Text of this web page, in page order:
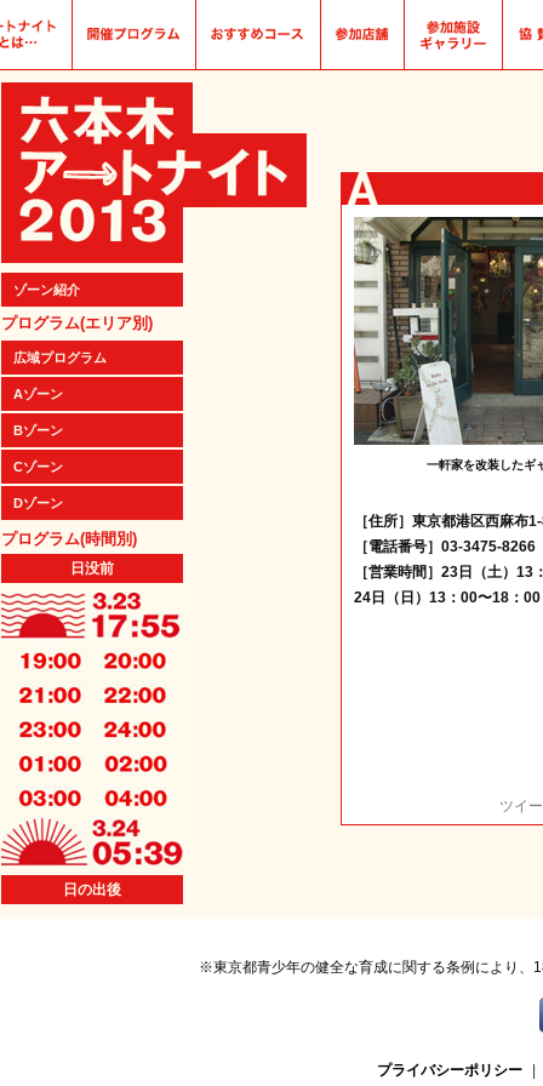
ゾーン紹介
プログラム(エリア別)
広域プログラム
Aゾーン
Bゾーン
Cゾーン
Dゾーン
プログラム(時間別)
日没前
日の出後
一軒家を改装したギ
ツイ
［住所］東京都港区西麻布
［電話番号］03-3475-8266
［営業時間］23日（土）
24日（日）13：00〜18：00
※東京都青少年の健全な育成に関する条例により、
プライバシーポリシー